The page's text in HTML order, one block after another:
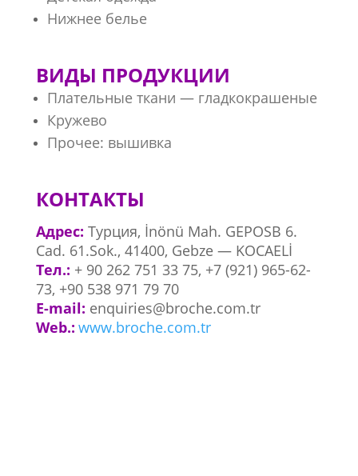
Нижнее белье
ВИДЫ ПРОДУКЦИИ
Плательные ткани — гладкокрашеные
Кружево
Прочее: вышивка
КОНТАКТЫ
Адрес: Турция, İnönü Mah. GEPOSB 6.
Cad. 61.Sok., 41400, Gebze — KOCAELİ
Тел.: + 90 262 751 33 75, +7 (921) 965-62-
73, +90 538 971 79 70
E-mail: enquiries@broche.com.tr
Web.: www.broche.com.tr